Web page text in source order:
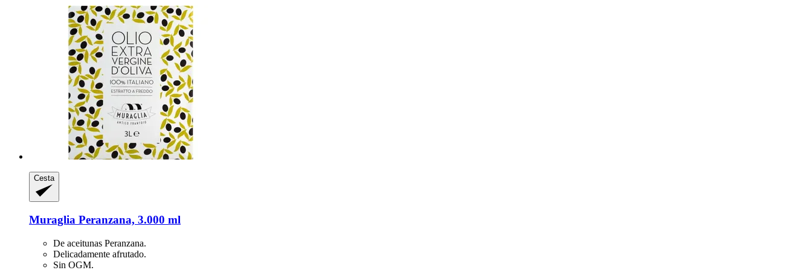
Cesta
Muraglia Peranzana, 3.000 ml
De aceitunas Peranzana.
Delicadamente afrutado.
Sin OGM.